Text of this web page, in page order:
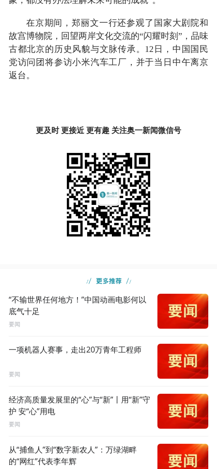
在京期间，郑丽文一行还参观了国家大剧院和
故宫博物院，回望两岸文化交流的“闪耀时刻”，品味
古都北京的历史风貌与文脉传承。12日，中国国民
党访问团将参访小米汽车工厂，并于当日中午离京
返台。
更及时 更接近 更有趣 关注奥一新闻微信号
“不输世界任何地方！”中国动画电影何以
底气十足
要闻
一项机器人赛事，走出20万青年工程师
要闻
经济高质量发展里的“心”与“新”丨用“新”守
护 安“心”用电
要闻
从“捕鱼人”到“数字新农人”：万绿湖畔
的“网红”代表李年辉